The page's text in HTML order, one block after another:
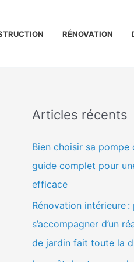
RÉNOVATION
Articles récents
Bien choisir sa pompe
guide complet pour
efficace
Rénovation intérieure :
s’accompagner d’un
de jardin fait toute la